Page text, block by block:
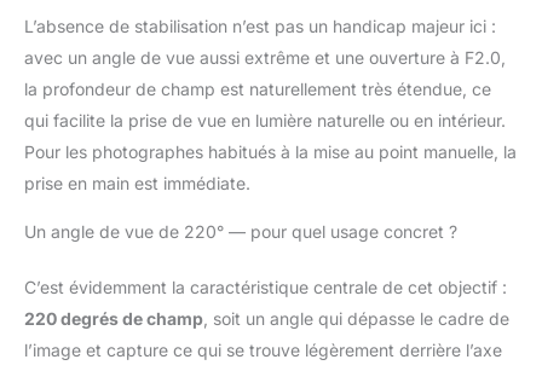
7artisans 6 mm F2.0
est doté d'une grande
luminosité optimale
même en conditions de
faible luminosité,
l'astrophotographie ou
intérieur. L'association
d'un grand angle et
d'une grande ouverture
garantit des images
L’absence de stabilisation n’est pas un handicap majeur ici :
avec un angle de vue aussi extrême et une ouverture à F2.0,
la profondeur de champ est naturellement très étendue, ce
qui facilite la prise de vue en lumière naturelle ou en intérieur.
Pour les photographes habitués à la mise au point manuelle, la
prise en main est immédiate.
Un angle de vue de 220° — pour quel usage concret ?
C’est évidemment la caractéristique centrale de cet objectif :
220 degrés de champ , soit un angle qui dépasse le cadre de
l’image et capture ce qui se trouve légèrement derrière l’axe